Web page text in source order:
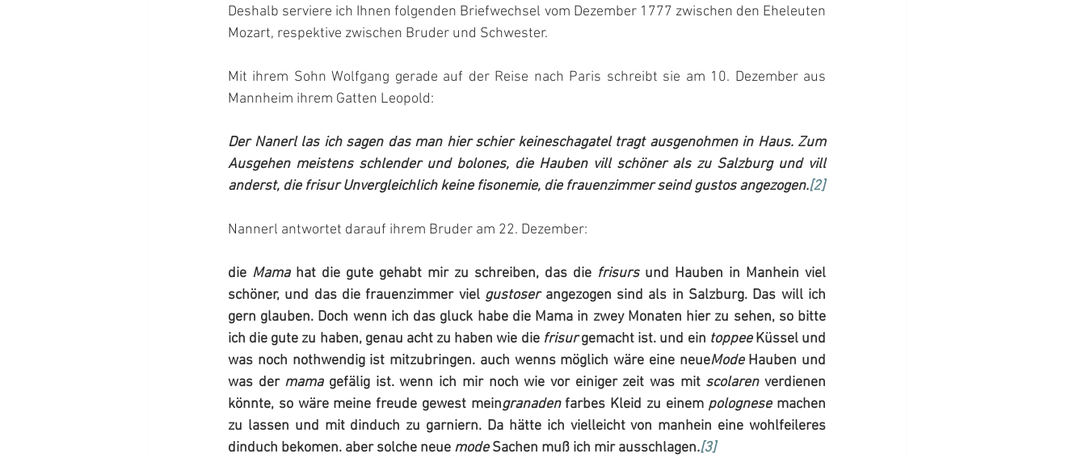
Deshalb serviere ich Ihnen folgenden Briefwechsel vom Dezember 1777 zwischen den Eheleuten
Mozart, respektive zwischen Bruder und Schwester.
Mit ihrem Sohn Wolfgang gerade auf der Reise nach Paris schreibt sie am 10. Dezember aus
Mannheim ihrem Gatten Leopold:
Der Nanerl las ich sagen das man hier schier keineschagatel tragt ausgenohmen in Haus. Zum
Ausgehen meistens schlender und bolones, die Hauben vill schöner als zu Salzburg und vill
anderst, die frisur Unvergleichlich keine fisonemie, die frauenzimmer seind gustos angezogen.[2]
Nannerl antwortet darauf ihrem Bruder am 22. Dezember:
die Mama hat die gute gehabt mir zu schreiben, das die frisurs und Hauben in Manhein viel
schöner, und das die frauenzimmer viel gustoser angezogen sind als in Salzburg. Das will ich
gern glauben. Doch wenn ich das gluck habe die Mama in zwey Monaten hier zu sehen, so bitte
ich die gute zu haben, genau acht zu haben wie die frisur gemacht ist. und ein toppee Küssel und
was noch nothwendig ist mitzubringen. auch wenns möglich wäre eine neueMode Hauben und
was der mama gefälig ist. wenn ich mir noch wie vor einiger zeit was mit scolaren verdienen
könnte, so wäre meine freude gewest meingranaden farbes Kleid zu einem polognese machen
zu lassen und mit dinduch zu garniern. Da hätte ich vielleicht von manhein eine wohlfeileres
dinduch bekomen. aber solche neue mode Sachen muß ich mir ausschlagen.[3]